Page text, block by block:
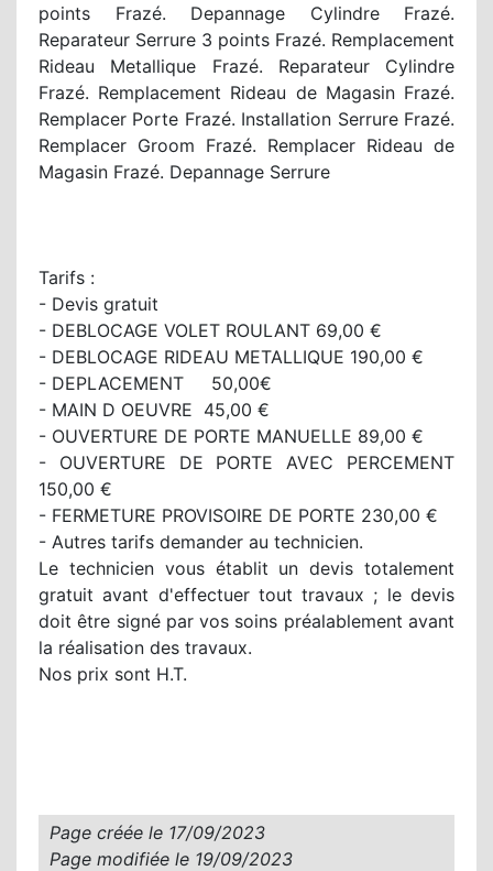
points Frazé. Depannage Cylindre Frazé.
Reparateur Serrure 3 points Frazé. Remplacement
Rideau Metallique Frazé. Reparateur Cylindre
Frazé. Remplacement Rideau de Magasin Frazé.
Remplacer Porte Frazé. Installation Serrure Frazé.
Remplacer Groom Frazé. Remplacer Rideau de
Magasin Frazé. Depannage Serrure
Tarifs :
- Devis gratuit
- DEBLOCAGE VOLET ROULANT 69,00 €
- DEBLOCAGE RIDEAU METALLIQUE 190,00 €
- DEPLACEMENT 50,00€
- MAIN D OEUVRE 45,00 €
- OUVERTURE DE PORTE MANUELLE 89,00 €
- OUVERTURE DE PORTE AVEC PERCEMENT
150,00 €
- FERMETURE PROVISOIRE DE PORTE 230,00 €
- Autres tarifs demander au technicien.
Le technicien vous établit un devis totalement
gratuit avant d'effectuer tout travaux ; le devis
doit être signé par vos soins préalablement avant
la réalisation des travaux.
Nos prix sont H.T.
Page créée le 17/09/2023
Page modifiée le 19/09/2023